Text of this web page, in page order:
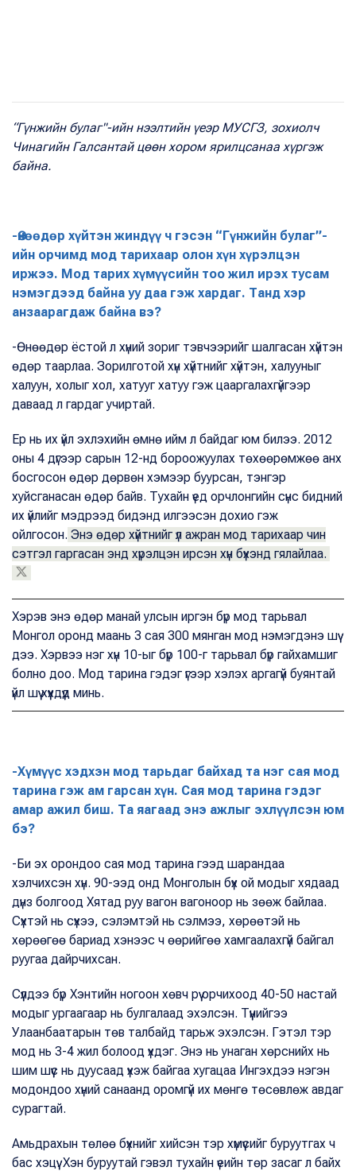
“Гүнжийн булаг"-ийн нээлтийн үеэр МУСГЗ, зохиолч
Чинагийн Галсантай цөөн хором ярилцсанаа хүргэж
байна.
-Өнөөдөр хүйтэн жиндүү ч гэсэн “Гүнжийн булаг”-
ийн орчимд мод тарихаар олон хүн хүрэлцэн
иржээ. Мод тарих хүмүүсийн тоо жил ирэх тусам
нэмэгдээд байна уу даа гэж хардаг. Танд хэр
анзаарагдаж байна вэ?
-Өнөөдөр ёстой л хүний зориг тэвчээрийг шалгасан хүйтэн
өдөр таарлаа. Зорилготой хүн хүйтнийг хүйтэн, халууныг
халуун, холыг хол, хатууг хатуу гэж цааргалахгүйгээр
даваад л гардаг учиртай.
Ер нь их үйл эхлэхийн өмнө ийм л байдаг юм билээ. 2012
оны 4 дүгээр сарын 12-нд бороожуулах төхөөрөмжөө анх
босгосон өдөр дөрвөн хэмээр буурсан, тэнгэр
хуйсганасан өдөр байв. Тухайн үед орчлонгийн сүнс бидний
их үйлийг мэдрээд бидэнд илгээсэн дохио гэж
ойлгосон. Энэ өдөр хүйтнийг үл ажран мод тарихаар чин
сэтгэл гаргасан энд хүрэлцэн ирсэн хүн бүхэнд гялайлаа.
Хэрэв энэ өдөр манай улсын иргэн бүр мод тарьвал
Монгол оронд маань 3 сая 300 мянган мод нэмэгдэнэ шүү
дээ. Хэрвээ нэг хүн 10-ыг бүр 100-г тарьвал бүр гайхамшиг
болно доо. Мод тарина гэдэг үгээр хэлэх аргагүй буянтай
үйл шүү хүүхдүүд минь.
-Хүмүүс хэдхэн мод тарьдаг байхад та нэг сая мод
тарина гэж ам гарсан хүн. Сая мод тарина гэдэг
амар ажил биш. Та яагаад энэ ажлыг эхлүүлсэн юм
бэ?
-Би эх орондоо сая мод тарина гээд шарандаа
хэлчихсэн хүн. 90-ээд онд Монголын бүх ой модыг хядаад
дүнз болгоод Хятад руу вагон вагоноор нь зөөж байлаа.
Сүхтэй нь сүхээ, сэлэмтэй нь сэлмээ, хөрөөтэй нь
хөрөөгөө бариад хэнээс ч өөрийгөө хамгаалахгүй байгал
руугаа дайрчихсан.
Сүүлдээ бүр Хэнтийн ногоон хөвч рүү орчихоод 40-50 настай
модыг ургаагаар нь булгалаад эхэлсэн. Түүнийгээ
Улаанбаатарын төв талбайд тарьж эхэлсэн. Гэтэл тэр
мод нь 3-4 жил болоод үхдэг. Энэ нь унаган хөрснийх нь
шим шүүс нь дуусаад үхэж байгаа хугацаа Ингэхдээ нэгэн
модондоо хүний санаанд оромгүй их мөнгө төсөвлөж авдаг
сурагтай.
Амьдрахын төлөө бүхнийг хийсэн тэр хүмүүсийг буруутгах ч
бас хэцүү. Хэн буруутай гэвэл тухайн үеийн төр засаг л байх